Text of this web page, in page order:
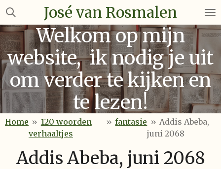
Ga
naar
de
hoofdinhoud
José van Rosmalen
Welkom op mijn
website, ik nodig je uit
om verder te kijken en
te lezen!
Home » 120 woorden
verhaaltjes
» fantasie » Addis Abeba,
juni 2068
Addis Abeba, juni 2068